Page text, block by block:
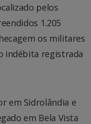
pelos
1.205
os militares
indébita registrada
em Sidrolândia e
em Bela Vista